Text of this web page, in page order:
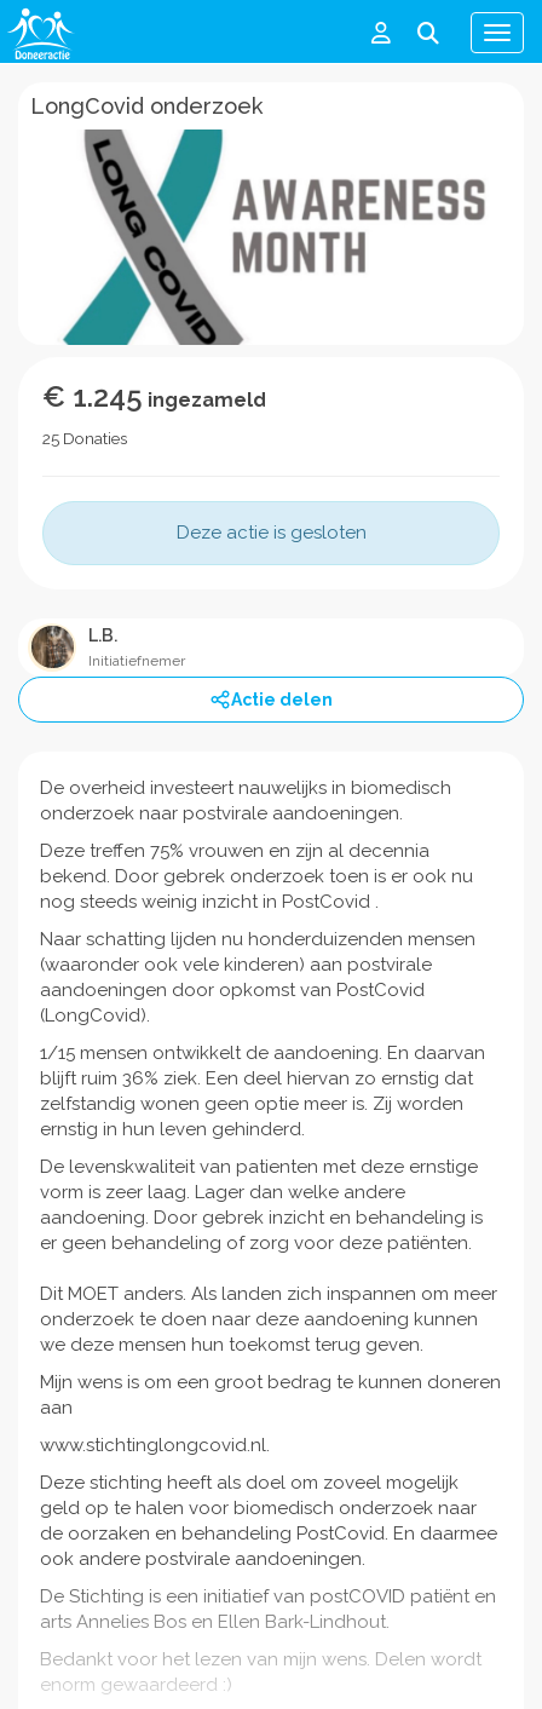
Menu
LongCovid onderzoek
€ 1.245 ingezameld
25 Donaties
Deze actie is gesloten
L.B.
Initiatiefnemer
Actie delen
De overheid investeert nauwelijks in biomedisch
onderzoek naar postvirale aandoeningen.
Deze treffen 75% vrouwen en zijn al decennia
bekend. Door gebrek onderzoek toen is er ook nu
nog steeds weinig inzicht in PostCovid .
Naar schatting lijden nu honderduizenden mensen
(waaronder ook vele kinderen) aan postvirale
aandoeningen door opkomst van PostCovid
(LongCovid).
1/15 mensen ontwikkelt de aandoening. En daarvan
blijft ruim 36% ziek. Een deel hiervan zo ernstig dat
zelfstandig wonen geen optie meer is. Zij worden
ernstig in hun leven gehinderd.
De levenskwaliteit van patienten met deze ernstige
vorm is zeer laag. Lager dan welke andere
aandoening. Door gebrek inzicht en behandeling is
er geen behandeling of zorg voor deze patiënten.
Dit MOET anders. Als landen zich inspannen om meer
onderzoek te doen naar deze aandoening kunnen
we deze mensen hun toekomst terug geven.
Mijn wens is om een groot bedrag te kunnen doneren
aan
www.stichtinglongcovid.nl.
Deze stichting heeft als doel om zoveel mogelijk
geld op te halen voor biomedisch onderzoek naar
de oorzaken en behandeling PostCovid. En daarmee
ook andere postvirale aandoeningen.
De Stichting is een initiatief van postCOVID patiënt en
arts Annelies Bos en Ellen Bark-Lindhout.
Bedankt voor het lezen van mijn wens. Delen wordt
enorm gewaardeerd :)